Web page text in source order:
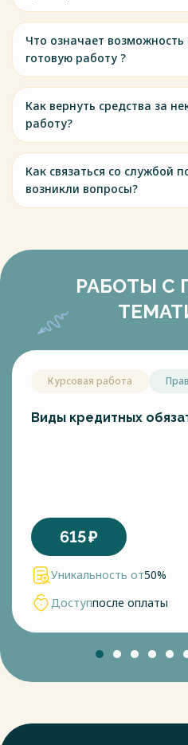
Что означает
готовую работу ?
Как вернуть средства за
работу?
Как связаться со службой
возникли вопросы?
РАБОТЫ С
Курсовая работа
Виды кредитных
615₽
Уникальность от50%
Доступпосле оплаты